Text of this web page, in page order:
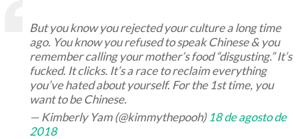
But you know you rejected your culture a long time
ago. You know you refused to speak Chinese & you
remember calling your mother’s food “disgusting.” It’s
fucked. It clicks. It’s a race to reclaim everything
you’ve hated about yourself. For the 1st time, you
want to be Chinese.
— Kimberly Yam (@kimmythepooh) 18 de agosto de
2018